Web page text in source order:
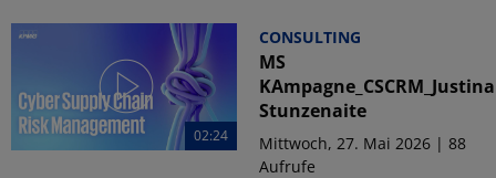
02:24
CONSULTING
MS
KAmpagne_CSCRM_Justina
Stunzenaite
Mittwoch, 27. Mai 2026 | 88
Aufrufe